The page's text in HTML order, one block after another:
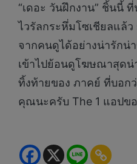
“เดอะ วันฝึกงาน” ชิ้นนี้
ไวรัลกระหึ่มโซเชียลแล้
จากคนดูได้อย่างน่ารักน่
เข้าไปย้อนดูโฆษณาสุด
ทิ้งท้ายของ ภาคย์ ที่บอก
คุณนะครับ The 1 แอปข